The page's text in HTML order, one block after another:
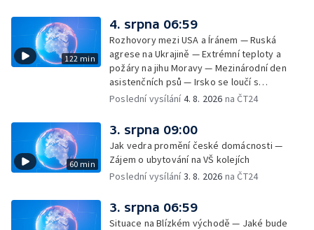
122 min
4. srpna 06:59
Rozhovory mezi USA a Íránem — Ruská
agrese na Ukrajině — Extrémní teploty a
požáry na jihu Moravy — Mezinárodní den
asistenčních psů — Irsko se loučí s
hudebníkem Glenem Hansardem
Poslední vysílání4. 8. 2026 na ČT24
60 min
3. srpna 09:00
Jak vedra promění české domácnosti —
Zájem o ubytování na VŠ kolejích
Poslední vysílání3. 8. 2026 na ČT24
3. srpna 06:59
Situace na Blízkém východě — Jaké bude